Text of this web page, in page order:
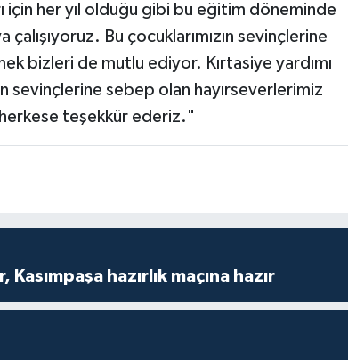
için her yıl olduğu gibi bu eğitim döneminde
Bu çocuklarımızın sevinçlerine
bizleri de mutlu ediyor. Kırtasiye yardımı
sebep olan hayırseverlerimiz
teşekkür ederiz."
Kasımpaşa hazırlık maçına hazır